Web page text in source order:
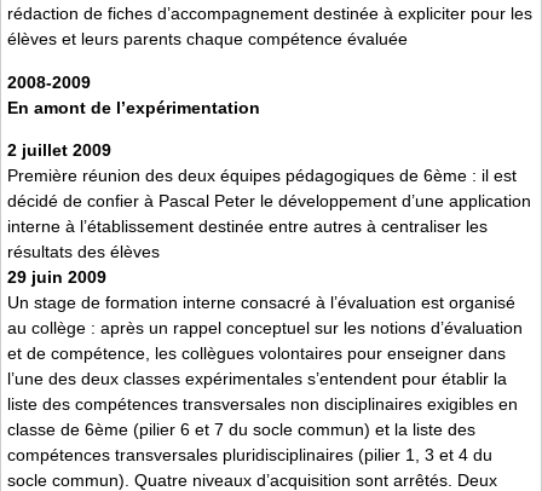
rédaction de fiches d’accompagnement destinée à expliciter pour les
élèves et leurs parents chaque compétence évaluée
2008-2009
En amont de l’expérimentation
2 juillet 2009
Première réunion des deux équipes pédagogiques de 6ème : il est
décidé de confier à Pascal Peter le développement d’une application
interne à l’établissement destinée entre autres à centraliser les
résultats des élèves
29 juin 2009
Un stage de formation interne consacré à l’évaluation est organisé
au collège : après un rappel conceptuel sur les notions d’évaluation
et de compétence, les collègues volontaires pour enseigner dans
l’une des deux classes expérimentales s’entendent pour établir la
liste des compétences transversales non disciplinaires exigibles en
classe de 6ème (pilier 6 et 7 du socle commun) et la liste des
compétences transversales pluridisciplinaires (pilier 1, 3 et 4 du
socle commun). Quatre niveaux d’acquisition sont arrêtés. Deux